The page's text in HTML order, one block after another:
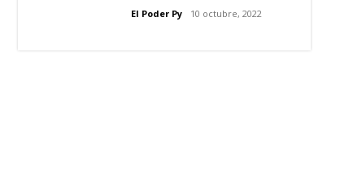
El Poder Py 10 octubre, 2022